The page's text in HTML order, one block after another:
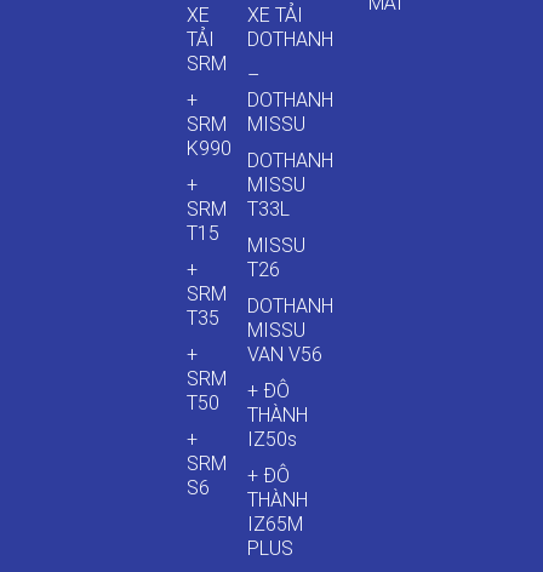
XE
TẢI
SRM
+
SRM
K990
+
SRM
T15
+
SRM
T35
+
SRM
T50
+
SRM
S6
XE TẢI
DOTHANH
–
DOTHANH
MISSU
DOTHANH
MISSU
T33L
MISSU
T26
DOTHANH
MISSU
VAN V56
+ ĐÔ
THÀNH
IZ50s
+ ĐÔ
THÀNH
IZ65M
PLUS